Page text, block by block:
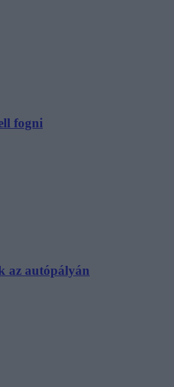
fogni
az autópályán